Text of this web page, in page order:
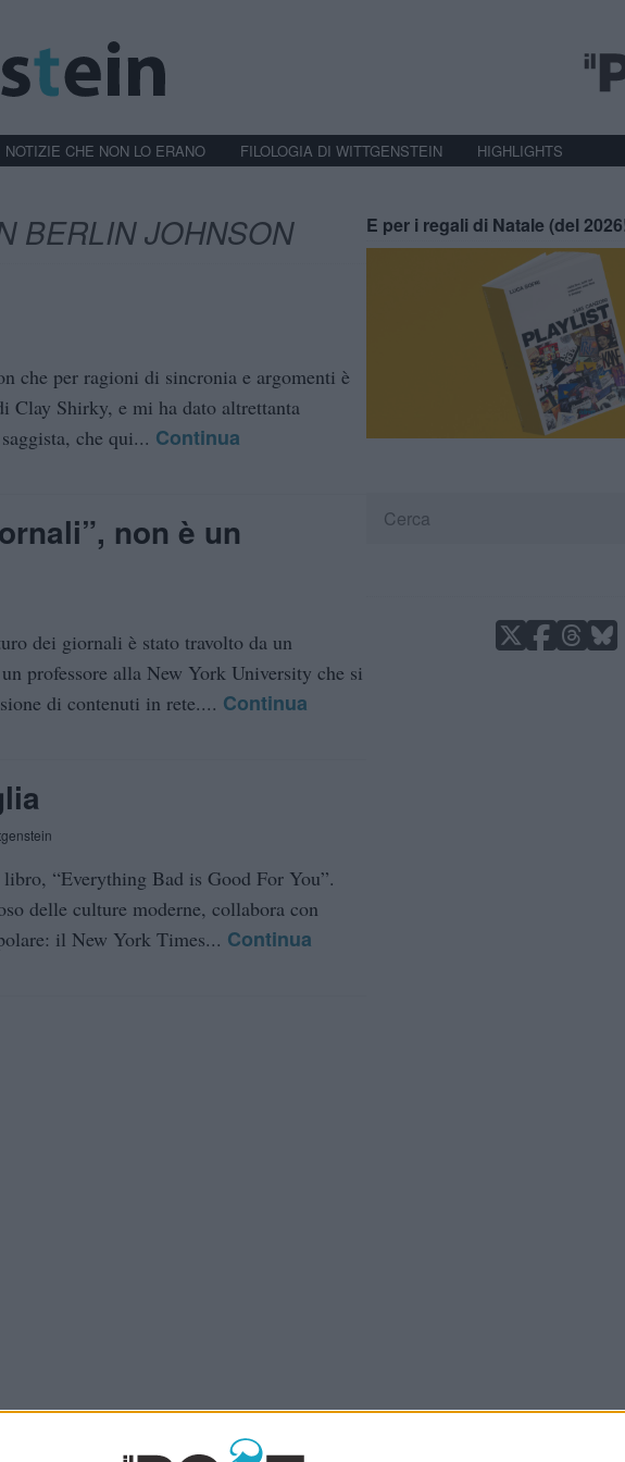
NOTIZIE CHE NON LO ERANO FILOLOGIA DI WITTGENSTEIN HIGHLIGHTS
BERLIN JOHNSON
che per ragioni di sincronia e argomenti è
Clay Shirky, e mi ha dato altrettanta
che qui... Continua
non è un
dei giornali è stato travolto da un
professore alla New York University che si
di contenuti in rete.... Continua
“Everything Bad is Good For You”.
delle culture moderne, collabora con
il New York Times... Continua
E per i regali di Natale (del